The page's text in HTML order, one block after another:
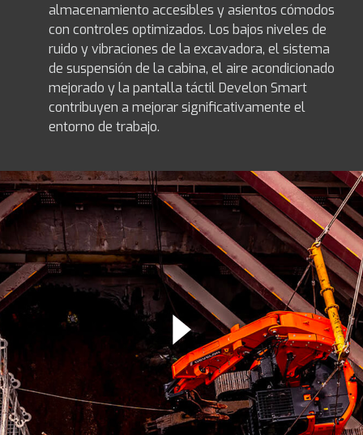
almacenamiento accesibles y asientos cómodos
con controles optimizados. Los bajos niveles de
ruido y vibraciones de la excavadora, el sistema
de suspensión de la cabina, el aire acondicionado
mejorado y la pantalla táctil Develon Smart
contribuyen a mejorar significativamente el
entorno de trabajo.